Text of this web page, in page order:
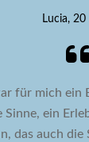
Lucia, 20
für mich ein
Sinne, ein
das auch die